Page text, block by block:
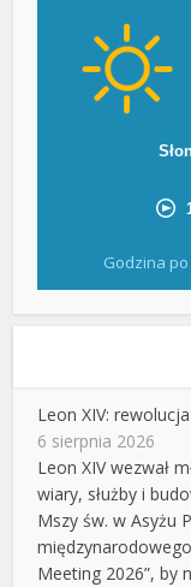
Godzina
Leon XIV:
6 sierpnia 2026
Leon XIV wezwał
wiary, służby i
Mszy św. w Asyżu
Meeting 2026”, by